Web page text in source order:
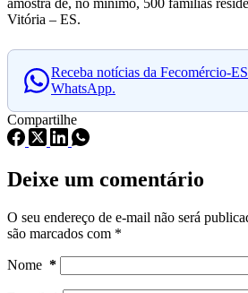
Vitória – ES.
Receba notícias da Fecomércio-
WhatsApp.
Compartilhe
Deixe um comentário
O seu endereço de e-mail não será
são marcados com *
Nome *